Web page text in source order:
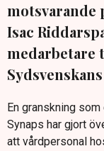
motsvarande
Isac
medarbetare
En granskning
Synaps har gjort
att vårdpersonal